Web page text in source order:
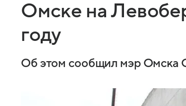
Омске на
году
Об этом сообщил мэр Омска